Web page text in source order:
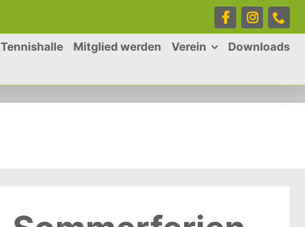
Facebook
Tennishalle Mitglied werden Verein Downloads